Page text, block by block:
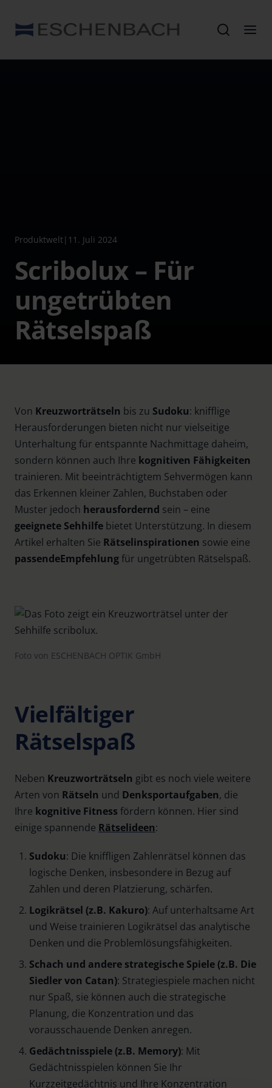
Produktwelt| 11. Juli 2024
Scribolux – Für
ungetrübten
Rätselspaß
Von Kreuzworträtseln bis zu Sudoku: knifflige
Herausforderungen bieten nicht nur vielseitige
Unterhaltung für entspannte Nachmittage daheim,
sondern können auch Ihre kognitiven Fähigkeiten
trainieren. Mit beeinträchtigtem Sehvermögen kann
das Erkennen kleiner Zahlen, Buchstaben oder
Muster jedoch herausfordernd sein – eine
geeignete Sehhilfe bietet Unterstützung. In diesem
Artikel erhalten Sie Rätselinspirationen sowie eine
passendeEmpfehlungfür ungetrübten Rätselspaß.
Foto von ESCHENBACH OPTIK GmbH
Vielfältiger
Rätselspaß
Neben Kreuzworträtseln gibt es noch viele weitere
Arten von Rätseln und Denksportaufgaben, die
Ihre kognitive Fitness fördern können. Hier sind
einige spannende Rätselideen:
Sudoku: Die kniffligen Zahlenrätsel können das
logische Denken, insbesondere in Bezug auf
Zahlen und deren Platzierung, schärfen.
Logikrätsel (z.B. Kakuro): Auf unterhaltsame Art
und Weise trainieren Logikrätsel das analytische
Denken und die Problemlösungsfähigkeiten.
Schach und andere strategische Spiele (z.B. Die
Siedler von Catan): Strategiespiele machen nicht
nur Spaß, sie können auch die strategische
Planung, die Konzentration und das
vorausschauende Denken anregen.
Gedächtnisspiele (z.B. Memory): Mit
Gedächtnisspielen können Sie Ihr
Kurzzeitgedächtnis und Ihre Konzentration